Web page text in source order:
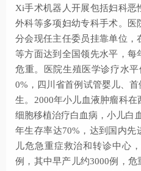
Xi手术机器人开展包括妇科恶
外科等多项妇幼专科手术。医
分会现任主任委员挂靠单位，
等方面达到全国领先水平，每
危重。医院生殖医学诊疗水
0%，四川省首例试管婴儿、
生。2000年小儿血液肿瘤科
细胞移植治疗白血病，小儿白
年生存率达70%，达到国内先
儿危急重症救治和转诊中心
例，其中早产儿约3000例，